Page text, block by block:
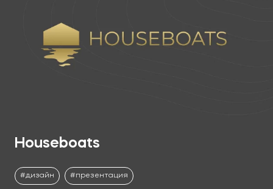
Houseboats
дизайн презентация